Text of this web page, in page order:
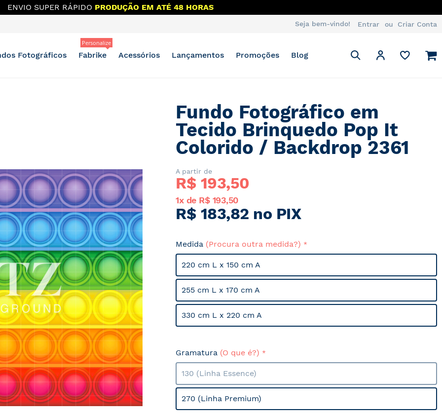
ENVIO SUPER RÁPIDO PRODUÇÃO EM ATÉ 48 HORAS
Seja bem-vindo! Entrar Criar Conta
Fotográficos Fabrike
Personalize
Acessórios Lançamentos Promoções Blog
Pesquisa
Pesquisa
Minha Conta
Fundo Fotográfico em
Tecido Brinquedo Pop It
Colorido / Backdrop 2361
A partir de
R$ 193,50
1x de R$ 193,50
R$ 183,82 no PIX
Medida (Procura outra medida?)
220 cm L x 150 cm A
255 cm L x 170 cm A
330 cm L x 220 cm A
Gramatura (O que é?)
130 (Linha Essence)
270 (Linha Premium)